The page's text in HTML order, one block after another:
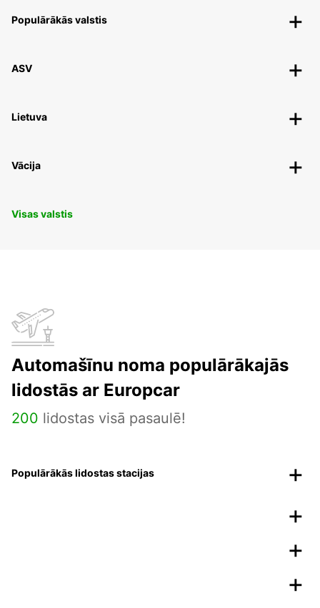
Populārākās valstis
ASV
Lietuva
Vācija
Visas valstis
Automašīnu noma populārākajās
lidostās ar Europcar
200 lidostas visā pasaulē!
Populārākās lidostas stacijas